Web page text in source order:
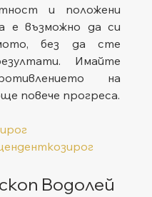
и положени
е възможно да си
без да сте
Имайте
на
Водолей